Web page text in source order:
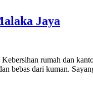
Jaya
rumah dan
bebas dari kuman.